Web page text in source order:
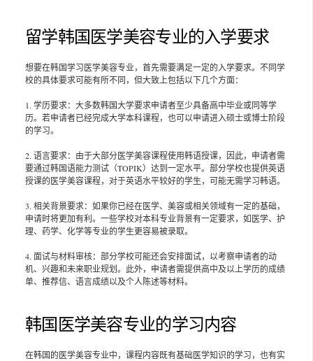
留学韩国医学美容专业的入学要求
想要在韩国学习医学美容专业，首先需要满足一定的入学要求。不同学
校的具体要求可能有所不同，但大致上包括以下几个方面：
1. 学历要求：大多数韩国大学要求申请者至少具备高中毕业或同等学
历。若申请者已经完成大学本科课程，也可以申请进入硕士或博士阶段
的学习。
2. 语言要求：由于大部分医学美容课程使用韩语授课，因此，申请者需
要通过韩国语能力测试（TOPIK）达到一定水平。部分学校也提供英语
授课的医学美容课程，对于英语水平较好的学生，可能无需学习韩语。
3. 相关背景要求：如果你已经在医学、美容或相关领域有一定的基础，
申请时将更加有利。一些学校对本科专业背景有一定要求，如医学、护
理、药学、化学等专业的学生更容易被录取。
4. 面试与材料审核：部分学校可能还会安排面试，以考察申请者的动
机、兴趣和未来职业规划。此外，申请者需提供高中及以上学历的成绩
单、推荐信、语言成绩以及个人陈述等材料。
韩国医学美容专业的学习内容
在韩国的医学美容专业中，课程内容既有基础医学知识的学习，也有实